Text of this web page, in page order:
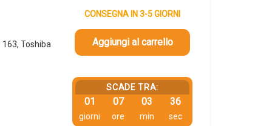
Toshiba
CONSEGNA IN 3-5 GIORNI
Aggiungi al carrello
SCADE TRA:
01
giorni
07
ore
03
min
36
sec